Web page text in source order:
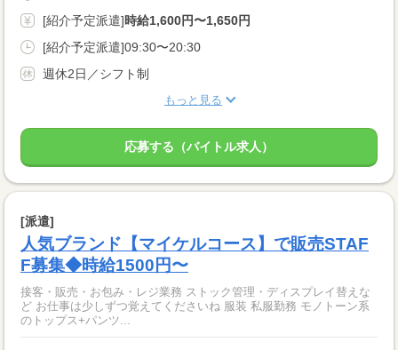
[紹介予定派遣]時給1,600円〜1,650円
[紹介予定派遣]09:30〜20:30
週休2日／シフト制
もっと見る
応募する（バイトル求人）
[派遣]
人気ブランド【マイケルコース】で販売STAF
F募集◆時給1500円〜
接客・販売・お包み・レジ業務 ストック管理・ディスプレイ替えな
ど お仕事は少しずつ覚えてくださいね 服装 私服勤務 モノトーン系
のトップス+パンツ...